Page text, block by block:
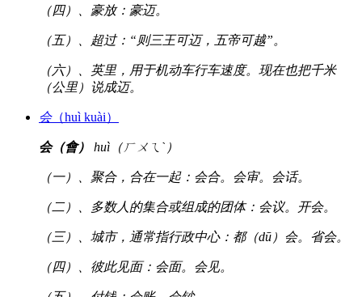
（四）、豪放：豪迈。
（五）、超过：“则三王可迈，五帝可越”。
（六）、英里，用于机动车行车速度。现在也把千米
（公里）说成迈。
会（huì kuài）
会（會） huì（ㄏㄨㄟˋ）
（一）、聚合，合在一起：会合。会审。会话。
（二）、多数人的集合或组成的团体：会议。开会。
（三）、城市，通常指行政中心：都（dū）会。省会。
（四）、彼此见面：会面。会见。